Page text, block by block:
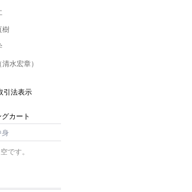
樹
水宏章）
引法表示
カート
身
です。